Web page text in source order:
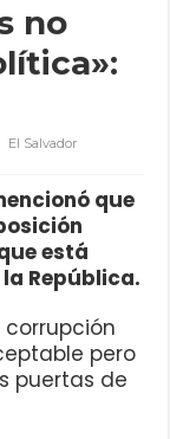
no
El Salvador
que
está
República.
pero
puertas de